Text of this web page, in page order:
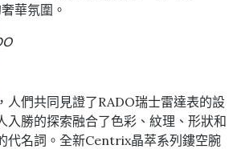
華氛圍。
人們共同見證了RADO瑞士雷達表的設
入勝的探索融合了色彩、紋理、形狀和
代名詞。全新Centrix晶萃系列鏤空腕